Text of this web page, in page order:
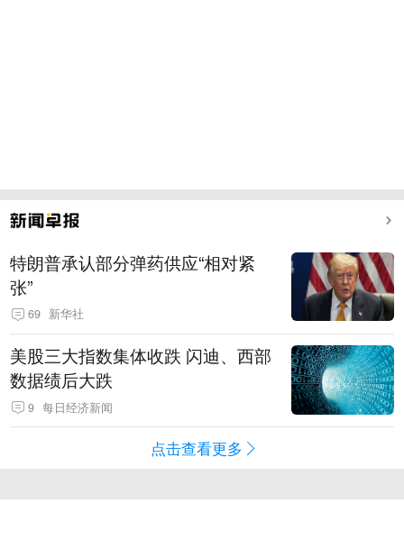
特朗普承认部分弹药供应“相对紧
张”
69 新华社
美股三大指数集体收跌 闪迪、西部
数据绩后大跌
9 每日经济新闻
点击查看更多